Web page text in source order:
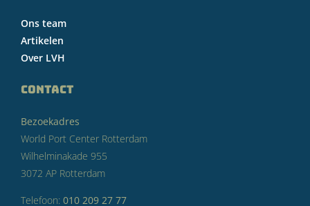
Ons team
Artikelen
Over LVH
CONTACT
Bezoekadres
World Port Center Rotterdam
Wilhelminakade 955
3072 AP Rotterdam
Telefoon: 010 209 27 77